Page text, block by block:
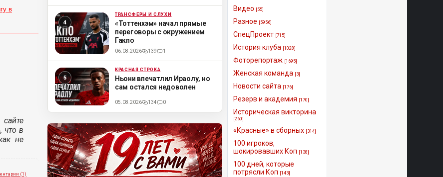
в
что в
не
(1)
ML ТРАНСФЕРЫ И СЛУХИ
«Тоттенхэм» начал прямые
переговоры с окружением
Гакпо
06.08.2026 139 1
ML КРАСНАЯ СТРОКА
Ньони впечатлил Ираолу, но
сам остался недоволен
05.08.2026 134 0
Видео [55]
Разное [5956]
СпецПроект [715]
История клуба [1028]
Фоторепортаж [1695]
Женская команда [3]
Новости сайта [176]
Резерв и академия [170]
Историческая викторина
[260]
«Красные» в сборных [314]
100 игроков,
шокировавших Коп [138]
100 дней, которые
потрясли Коп [143]